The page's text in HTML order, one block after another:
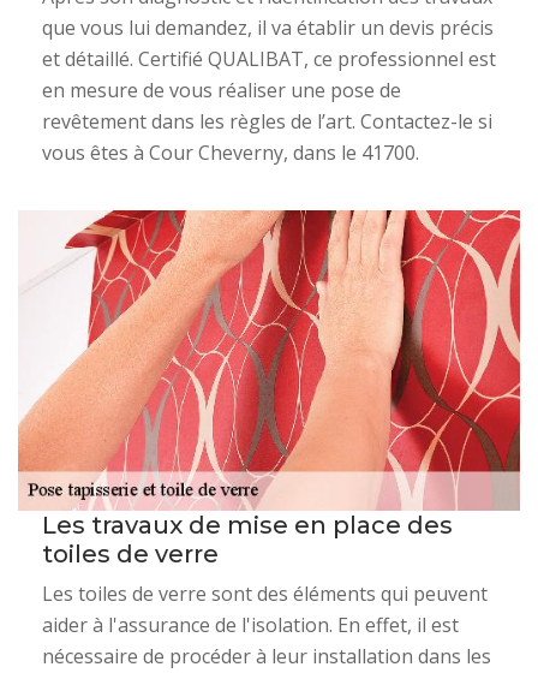
que vous lui demandez, il va établir un devis précis
et détaillé. Certifié QUALIBAT, ce professionnel est
en mesure de vous réaliser une pose de
revêtement dans les règles de l’art. Contactez-le si
vous êtes à Cour Cheverny, dans le 41700.
Les travaux de mise en place des
toiles de verre
Les toiles de verre sont des éléments qui peuvent
aider à l'assurance de l'isolation. En effet, il est
nécessaire de procéder à leur installation dans les